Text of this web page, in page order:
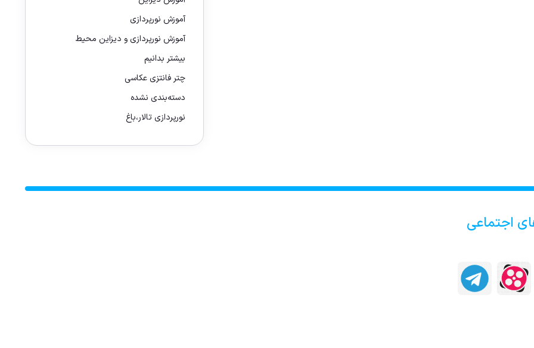
آموزش نورپردازی
آموزش نورپردازی و دیزاین محیط
بیشتر بدانیم
چتر فانتزی عکاسی
دسته‌بندی نشده
نورپردازی تالار،باغ
اجتماعی